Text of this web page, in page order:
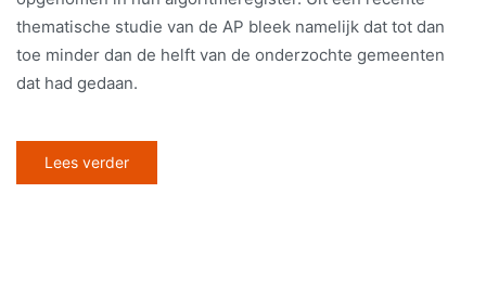
thematische studie van de AP bleek namelijk dat tot dan
toe minder dan de helft van de onderzochte gemeenten
dat had gedaan.
Lees verder